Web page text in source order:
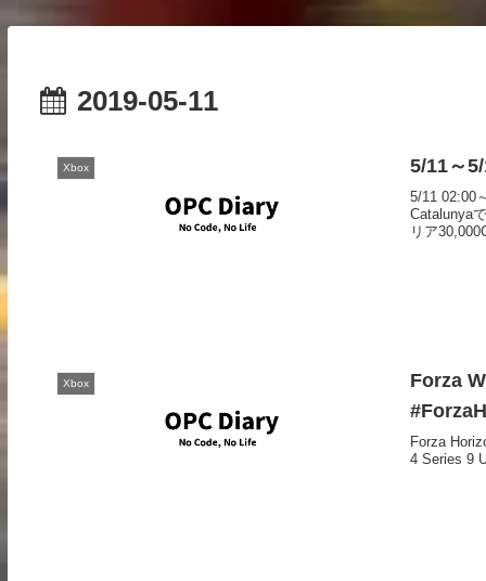
2019-05-11
Xbox 5/11～
5/11 02:00
Catalunya
リア
Xbox
Forza
Forza
4 Series 9